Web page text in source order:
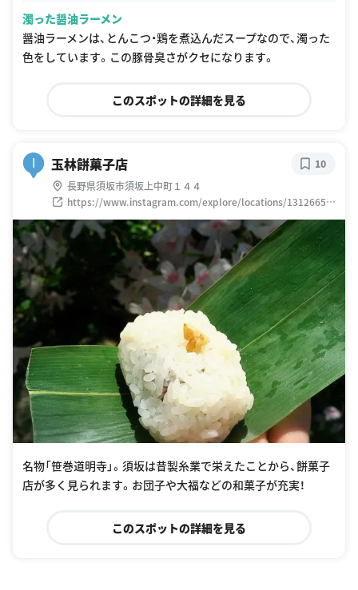
濁った醤油ラーメン
醤油ラーメンは、とんこつ・鶏を煮込んだスープなので、濁った
色をしています。この豚骨臭さがクセになります。
このスポットの詳細を見る
I 玉林餅菓子店
長野県須坂市須坂上中町１４４
https://www.instagram.com/explore/locations/13126653
35480249
10
名物「笹巻道明寺」。須坂は昔製糸業で栄えたことから、餅菓子
店が多く見られます。お団子や大福などの和菓子が充実！
このスポットの詳細を見る